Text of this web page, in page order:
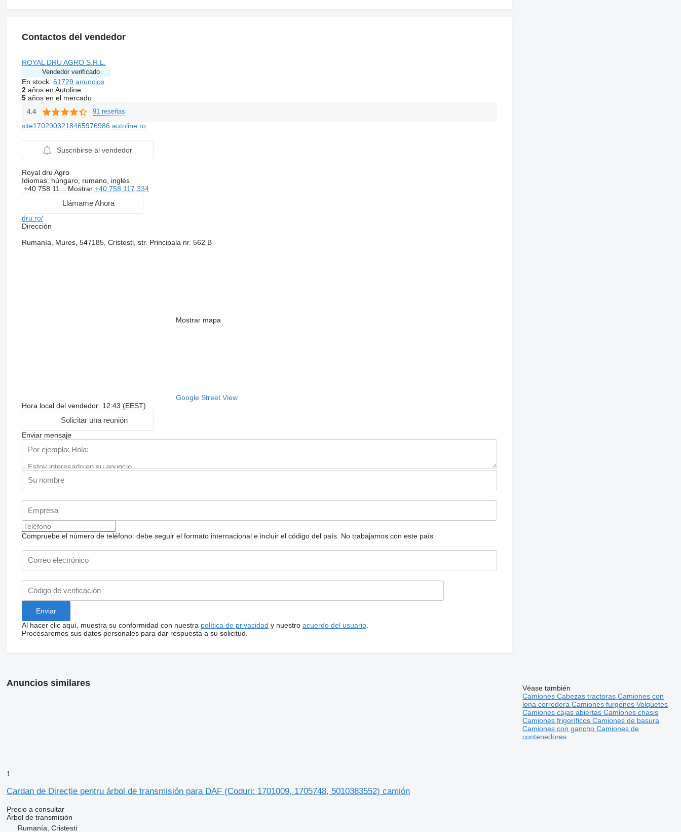
Contactos del vendedor
ROYAL DRU AGRO S.R.L.
Vendedor verificado
En stock: 61729 anuncios
2años en Autoline
5años en el mercado
4.4 91 reseñas
site1702903218465976986.autoline.ro
Suscribirse al vendedor
Royal dru Agro
Idiomas: húngaro, rumano, inglés
+40 758 11... Mostrar +40 758 117 334
Llámame Ahora
dru.ro/
Dirección
Rumanía, Mures, 547185, Cristesti, str. Principala nr. 562 B
Mostrar mapa
Google Street View
Hora local del vendedor: 12:43 (EEST)
Solicitar una reunión
Enviar mensaje
Compruebe el número de teléfono: debe seguir el formato internacional e incluir el código del país. No trabajamos con este país
Al hacer clic aquí, muestra su conformidad con nuestra política de privacidad y nuestro acuerdo del usuario.
Procesaremos sus datos personales para dar respuesta a su solicitud.
Anuncios similares
1
Cardan de Direcție pentru árbol de transmisión para DAF (Coduri: 1701009, 1705748, 5010383552) camión
Precio a consultar
Árbol de transmisión
Rumanía, Cristesti
Véase también
CamionesCabezas tractorasCamiones con
lona correderaCamiones furgonesVolquetes
Camiones cajas abiertasCamiones chasis
Camiones frigoríficosCamiones de basura
Camiones con ganchoCamiones de
contenedores